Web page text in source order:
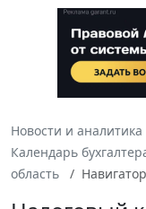
Новости и аналитика
Календарь
область